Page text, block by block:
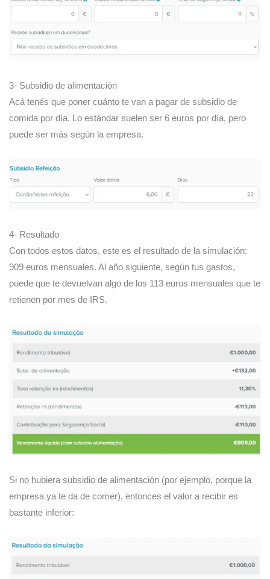
3- Subsidio de alimentación
Acá tenés que poner cuánto te van a pagar de subsidio de
comida por día. Lo estándar suelen ser 6 euros por día, pero
puede ser más según la empresa.
4- Resultado
Con todos estos datos, este es el resultado de la simulación:
909 euros mensuales. Al año siguiente, según tus gastos,
puede que te devuelvan algo de los 113 euros mensuales que te
retienen por mes de IRS.
Si no hubiera subsidio de alimentación (por ejemplo, porque la
empresa ya te da de comer), entonces el valor a recibir es
bastante inferior: